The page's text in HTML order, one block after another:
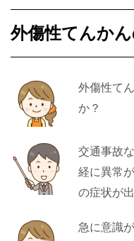
外傷性てんか
外傷性て
か？
交通事故
経に異常
の症状が
急に意識